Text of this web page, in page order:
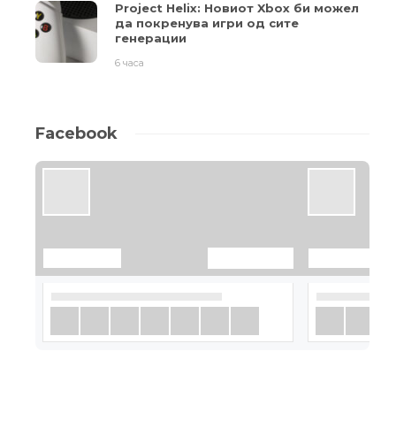
Project Helix: Новиот Xbox би можел
да покренува игри од сите
генерации
6 часа
Facebook